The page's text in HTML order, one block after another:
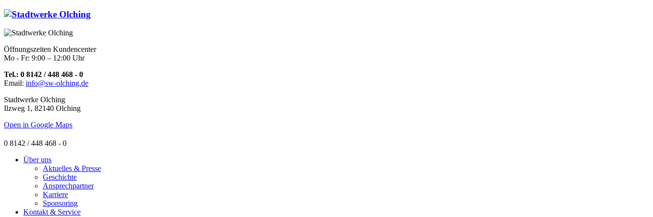
Öffnungszeiten Kundencenter
Mo - Fr: 9:00 – 12:00 Uhr
Tel.: 0 8142 / 448 468 - 0
Email: info@sw-olching.de
Stadtwerke Olching
Ilzweg 1, 82140 Olching
Open in Google Maps
0 8142 / 448 468 - 0
Über uns
Aktuelles & Presse
Geschichte
Ansprechpartner
Karriere
Sponsoring
Kontakt & Service